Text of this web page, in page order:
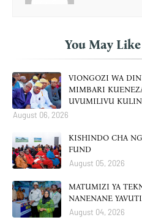
You May
VIONGOZI WA
MIMBARI
UVUMILIVU
August 06, 2026
KISHINDO CHA
FUND
August 05, 2026
MATUMIZI YA
NANENANE
August 04, 2026